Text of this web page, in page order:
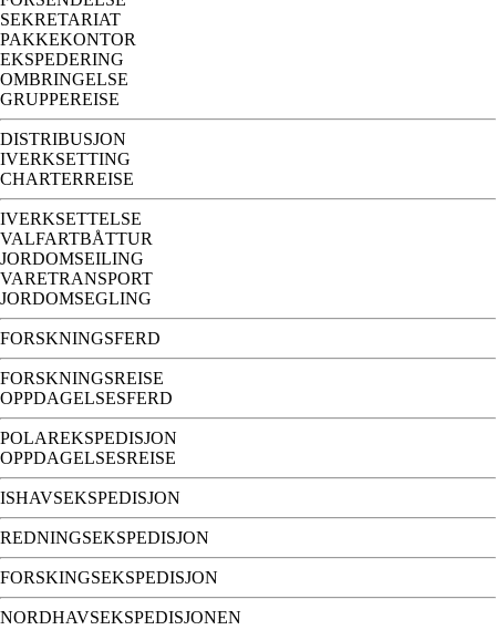
SEKRETARIAT
PAKKEKONTOR
EKSPEDERING
OMBRINGELSE
GRUPPEREISE
DISTRIBUSJON
IVERKSETTING
CHARTERREISE
IVERKSETTELSE
VALFARTBÅTTUR
JORDOMSEILING
VARETRANSPORT
JORDOMSEGLING
FORSKNINGSFERD
FORSKNINGSREISE
OPPDAGELSESFERD
POLAREKSPEDISJON
OPPDAGELSESREISE
ISHAVSEKSPEDISJON
REDNINGSEKSPEDISJON
FORSKINGSEKSPEDISJON
NORDHAVSEKSPEDISJONEN